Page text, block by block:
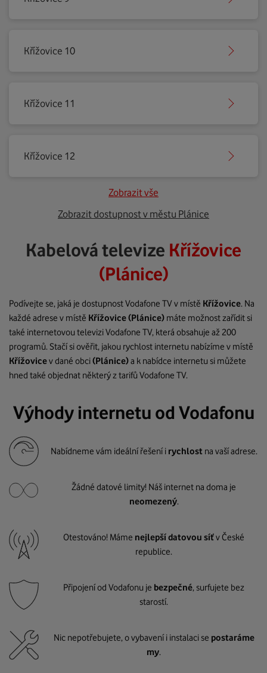
Křížovice 10
Křížovice 11
Křížovice 12
Zobrazit vše
Zobrazit dostupnost v městu Plánice
Kabelová televize Křížovice
(Plánice)
Podívejte se, jaká je dostupnost Vodafone TV v místě Křížovice. Na
každé adrese v místě Křížovice(Plánice) máte možnost zařídit si
také internetovou televizi Vodafone TV, která obsahuje až 200
programů. Stačí si ověřit, jakou rychlost internetu nabízíme v místě
Křížovicev dané obci(Plánice)a k nabídce internetu si můžete
hned také objednat některý z tarifů Vodafone TV.
Výhody internetu od Vodafonu
Nabídneme vám ideální řešení i rychlost na vaší adrese.
Žádné datové limity! Náš internet na doma je
neomezený.
Otestováno! Máme nejlepší datovou síťv České
republice.
Připojení od Vodafonu je bezpečné, surfujete bez
starostí.
Nic nepotřebujete, o vybavení i instalaci se postaráme
my.